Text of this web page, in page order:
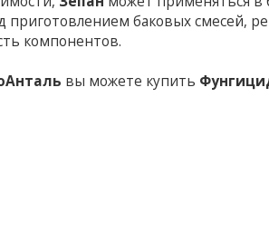
приготовлением баковых смесей,
компонентов.
вы можете купить